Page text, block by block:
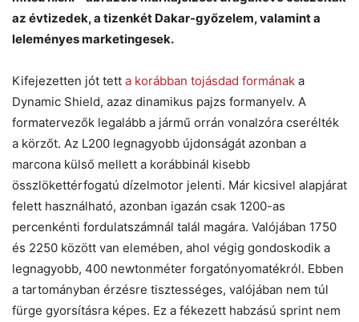
az évtizedek, a tizenkét Dakar-győzelem, valamint a
leleményes marketingesek.
Kifejezetten jót tett a korábban tojásdad formának a
Dynamic Shield, azaz dinamikus pajzs formanyelv. A
formatervezők legalább a jármű orrán vonalzóra cserélték
a körzőt. Az L200 legnagyobb újdonságát azonban a
marcona külső mellett a korábbinál kisebb
összlökettérfogatú dízelmotor jelenti. Már kicsivel alapjárat
felett használható, azonban igazán csak 1200-as
percenkénti fordulatszámnál talál magára. Valójában 1750
és 2250 között van elemében, ahol végig gondoskodik a
legnagyobb, 400 newtonméter forgatónyomatékról. Ebben
a tartományban érzésre tisztességes, valójában nem túl
fürge gyorsításra képes. Ez a fékezett habzású sprint nem